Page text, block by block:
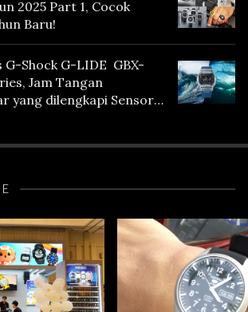
2025 Part 1, Cocok
Baru!
G-Shock G-LIDE GBX-
Jam Tangan
yang dilengkapi Sensor